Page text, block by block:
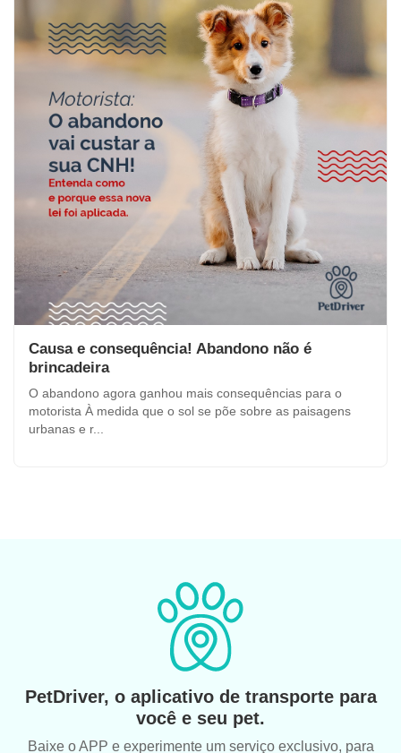
Causa e consequência! Abandono não é
brincadeira
O abandono agora ganhou mais consequências para o
motorista À medida que o sol se põe sobre as paisagens
urbanas e r...
PetDriver, o aplicativo de transporte para
você e seu pet.
Baixe o APP e experimente um serviço exclusivo, para